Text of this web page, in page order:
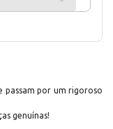
passam por um rigoroso
genuínas!